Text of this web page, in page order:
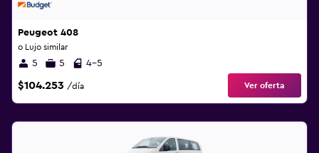
Peugeot 408
o Lujo similar
5 5 4-5
$104.253 /día Ver oferta